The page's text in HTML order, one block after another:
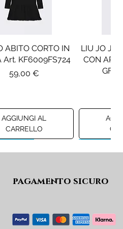
ABITO CORTO IN
Art. KF6009FS724
Prezzo
59,00 €
AGGIUNGI AL
CARRELLO
LIU JO
CON
pagamento sicuro